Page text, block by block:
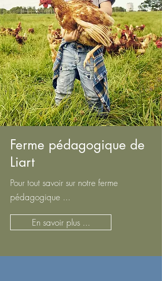
Ferme pédagogique de
Liart
Pour tout savoir sur notre ferme
pédagogique ...
En savoir plus ...